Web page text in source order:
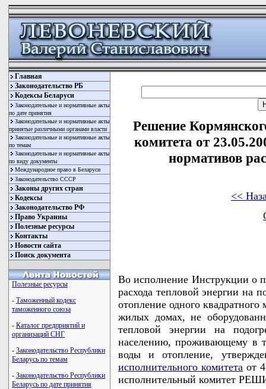
Главная
Законодательство РБ
Кодексы Беларуси
Законодательные и нормативные акты
по дате принятия
Законодательные и нормативные акты
принятые различными органами власти
Законодательные и нормативные акты
по темам
Законодательные и нормативные акты
по виду документы
Международное право в Беларуси
Законодательство СССР
Законы других стран
Кодексы
Законодательство РФ
Право Украины
Полезные ресурсы
Контакты
Новости сайта
Поиск документа
Полезные ресурсы
- Таможенный кодекс
таможенного союза
- Каталог предприятий и
организаций СНГ
- Законодательство Республики
Беларусь по темам
- Законодательство Республики
Беларусь по дате принятия
Решение
комитета от
нормативов
<<
Во исполнение Инструкции о
расхода тепловой энергии на
отопление одного
жилых домах, не
тепловой энергии на
населению, проживающему в
воды и отопление,
исполнительного комитета от
исполнительный комитет